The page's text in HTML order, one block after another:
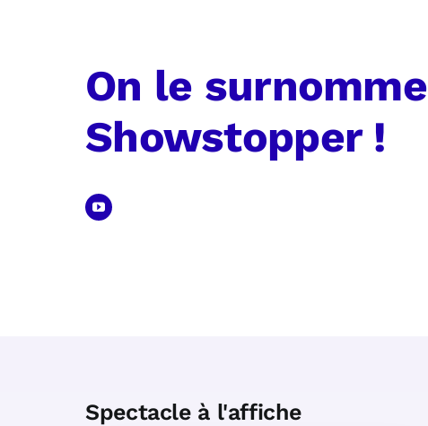
On le
Showstopper !
Spectacle à l'affiche